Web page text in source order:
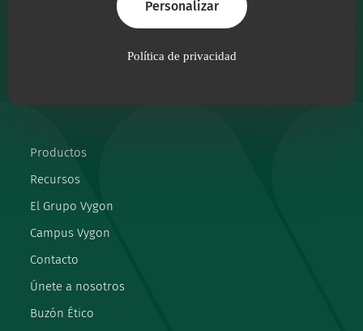
Personalizar
Política de privacidad
Productos
Recursos
El Grupo Vygon
Campus Vygon
Contacto
Únete a nosotros
Buzón Ético